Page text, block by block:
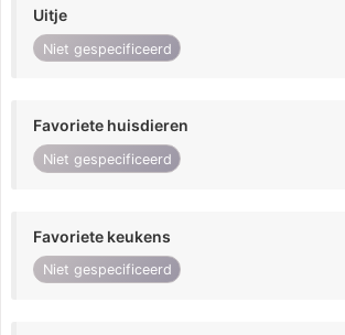
Uitje
Niet gespecificeerd
Favoriete huisdieren
Niet gespecificeerd
Favoriete keukens
Niet gespecificeerd